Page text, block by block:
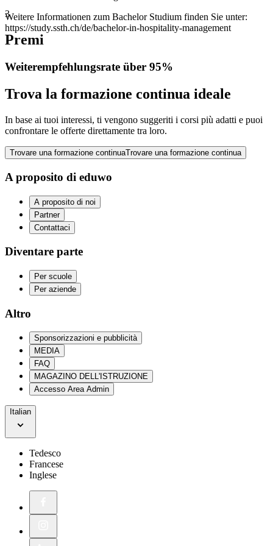
Weitere Informationen zum Bachelor Studium finden Sie unter:
https://study.ssth.ch/de/bachelor-in-hospitality-management
3
Premi
Weiterempfehlungsrate über 95%
Trova la formazione continua ideale
In base ai tuoi interessi, ti vengono suggeriti i corsi più adatti e puoi
confrontare le offerte direttamente tra loro.
Trovare una formazione continuaTrovare una formazione continua
A proposito di eduwo
A proposito di noi
Partner
Contattaci
Diventare parte
Per scuole
Per aziende
Altro
Sponsorizzazioni e pubblicità
MEDIA
FAQ
MAGAZINO DELL'ISTRUZIONE
Accesso Area Admin
Italian
Tedesco
Francese
Inglese